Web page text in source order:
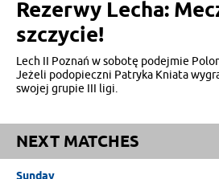
Rezerwy Lecha:
szczycie!
Lech II Poznań w sobotę podejmie
Jeżeli podopieczni Patryka Kniata
swojej grupie III ligi.
NEXT MATCHES
Sunday